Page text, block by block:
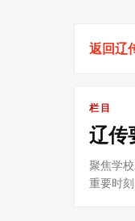
返回辽
栏目
辽传
聚焦学
重要时刻